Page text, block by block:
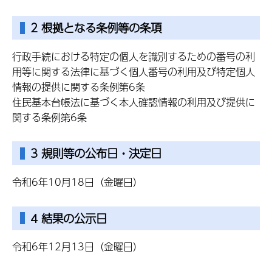
2 根拠となる条例等の条項
行政手続における特定の個人を識別するための番号の利
用等に関する法律に基づく個人番号の利用及び特定個人
情報の提供に関する条例第6条
住民基本台帳法に基づく本人確認情報の利用及び提供に
関する条例第6条
3 規則等の公布日・決定日
令和6年10月18日（金曜日）
4 結果の公示日
令和6年12月13日（金曜日）